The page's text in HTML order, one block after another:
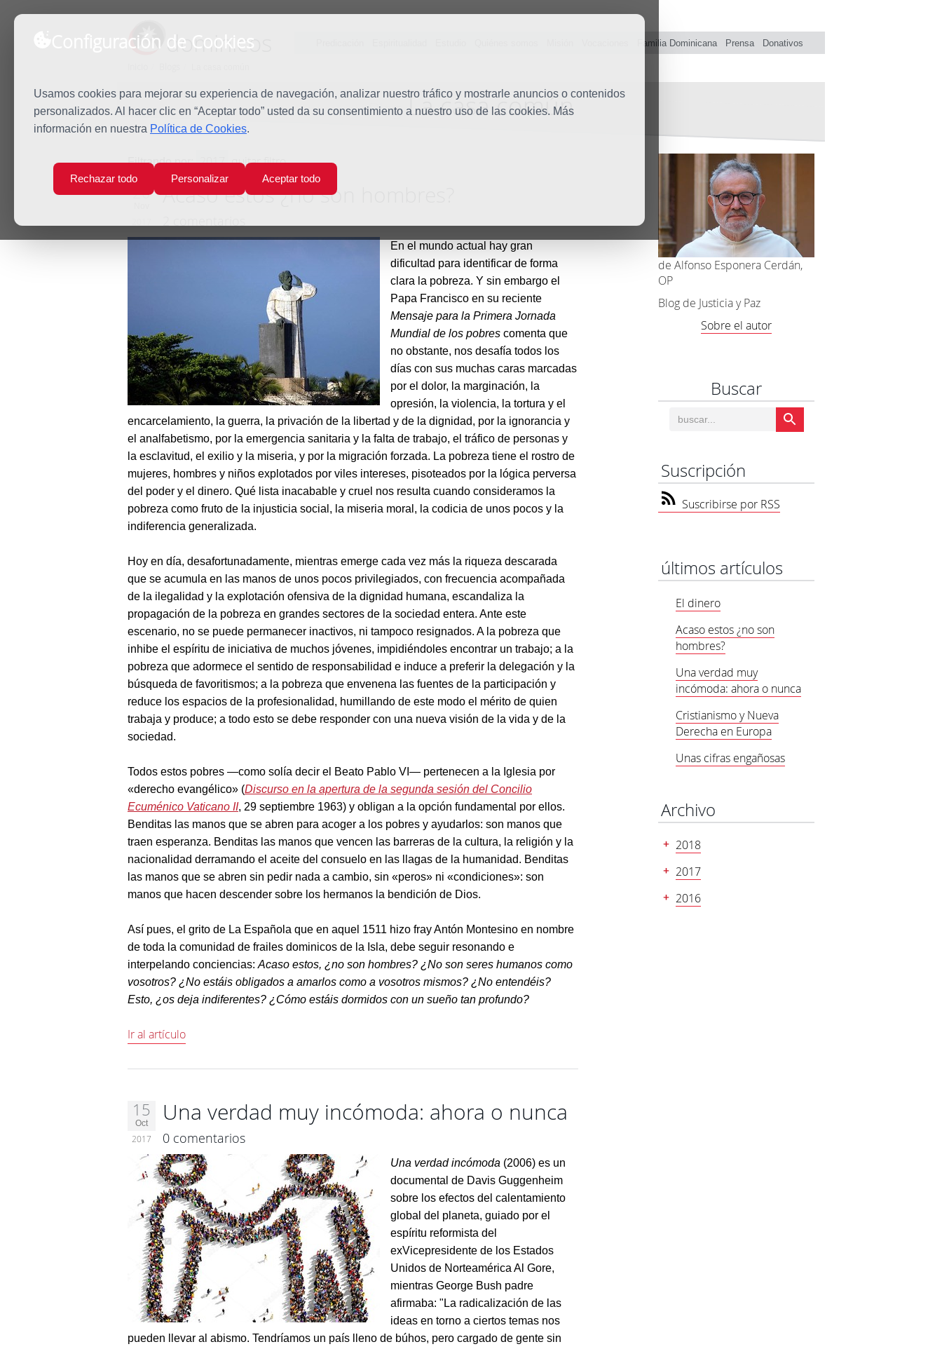
Configuración de Cookies
Usamos cookies para mejorar su experiencia de navegación, analizar nuestro tráfico y mostrarle anuncios o contenidos
personalizados. Al hacer clic en “Aceptar todo” usted da su consentimiento a nuestro uso de las cookies. Más
información en nuestra Política de Cookies.
Rechazar todo Personalizar Aceptar todo
dominicos Familia Dominicana Prensa Donativos
BlogLa casa común
Filtrando por: 2017 quitar filtro
20 Acaso estos ¿no son hombres?
En el mundo actual hay gran
dificultad para identificar de forma
clara la pobreza. Y sin embargo el
Papa Francisco en su reciente
Mensaje para la Primera Jornada
Mundial de los pobres comenta que
no obstante, nos desafía todos los
días con sus muchas caras marcadas
por el dolor, la marginación, la
opresión, la violencia, la tortura y el
encarcelamiento, la guerra, la privación de la libertad y de la dignidad, por la ignorancia y
el analfabetismo, por la emergencia sanitaria y la falta de trabajo, el tráfico de personas y
la esclavitud, el exilio y la miseria, y por la migración forzada. La pobreza tiene el rostro de
mujeres, hombres y niños explotados por viles intereses, pisoteados por la lógica perversa
del poder y el dinero. Qué lista inacabable y cruel nos resulta cuando consideramos la
pobreza como fruto de la injusticia social, la miseria moral, la codicia de unos pocos y la
indiferencia generalizada.
Hoy en día, desafortunadamente, mientras emerge cada vez más la riqueza descarada
que se acumula en las manos de unos pocos privilegiados, con frecuencia acompañada
de la ilegalidad y la explotación ofensiva de la dignidad humana, escandaliza la
propagación de la pobreza en grandes sectores de la sociedad entera. Ante este
escenario, no se puede permanecer inactivos, ni tampoco resignados. A la pobreza que
inhibe el espíritu de iniciativa de muchos jóvenes, impidiéndoles encontrar un trabajo; a la
pobreza que adormece el sentido de responsabilidad e induce a preferir la delegación y la
búsqueda de favoritismos; a la pobreza que envenena las fuentes de la participación y
reduce los espacios de la profesionalidad, humillando de este modo el mérito de quien
trabaja y produce; a todo esto se debe responder con una nueva visión de la vida y de la
sociedad.
Todos estos pobres —como solía decir el Beato Pablo VI— pertenecen a la Iglesia por
«derecho evangélico» (Discurso en la apertura de la segunda sesión del Concilio
Ecuménico Vaticano II, 29 septiembre 1963) y obligan a la opción fundamental por ellos.
Benditas las manos que se abren para acoger a los pobres y ayudarlos: son manos que
traen esperanza. Benditas las manos que vencen las barreras de la cultura, la religión y la
nacionalidad derramando el aceite del consuelo en las llagas de la humanidad. Benditas
las manos que se abren sin pedir nada a cambio, sin «peros» ni «condiciones»: son
manos que hacen descender sobre los hermanos la bendición de Dios.
Así pues, el grito de La Española que en aquel 1511 hizo fray Antón Montesino en nombre
de toda la comunidad de frailes dominicos de la Isla, debe seguir resonando e
interpelando conciencias: Acaso estos, ¿no son hombres? ¿No son seres humanos como
voso­tros? ¿No estáis obligados a amarlos como a vosotros mismos? ¿No enten­déis?
Esto, ¿os deja indiferentes? ¿Cómo estáis dormidos con un sueño tan profundo?
Ir al artículo
15
Oct
2017
Una verdad muy incómoda: ahora o nunca
0 comentarios
Una verdad incómoda (2006) es un
documental de Davis Guggenheim
sobre los efectos del calentamiento
global del planeta, guiado por el
espíritu reformista del
exVicepresidente de los Estados
Unidos de Norteamérica Al Gore,
mientras George Bush padre
afirmaba: "La radicalización de las
ideas en torno a ciertos temas nos
pueden llevar al abismo. Tendríamos un país lleno de búhos, pero cargado de gente sin
de Alfonso Esponera Cerdán,
OP
Blog de Justicia y Paz
Sobre el autor
Buscar
Suscripción
Suscribirse por RSS
últimos artículos
El dinero
Acaso estos ¿no son
hombres?
Una verdad muy
incómoda: ahora o nunca
Cristianismo y Nueva
Derecha en Europa
Unas cifras engañosas
Archivo
2018
2017
2016